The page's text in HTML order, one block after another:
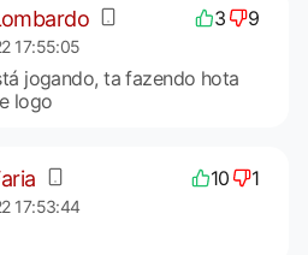
3 9
17:55:05
jogando, ta fazendo hota
logo
10 1
17:53:44